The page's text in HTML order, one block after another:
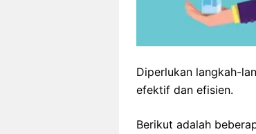
Diperlukan langkah-
efektif dan efisien.
Berikut adalah